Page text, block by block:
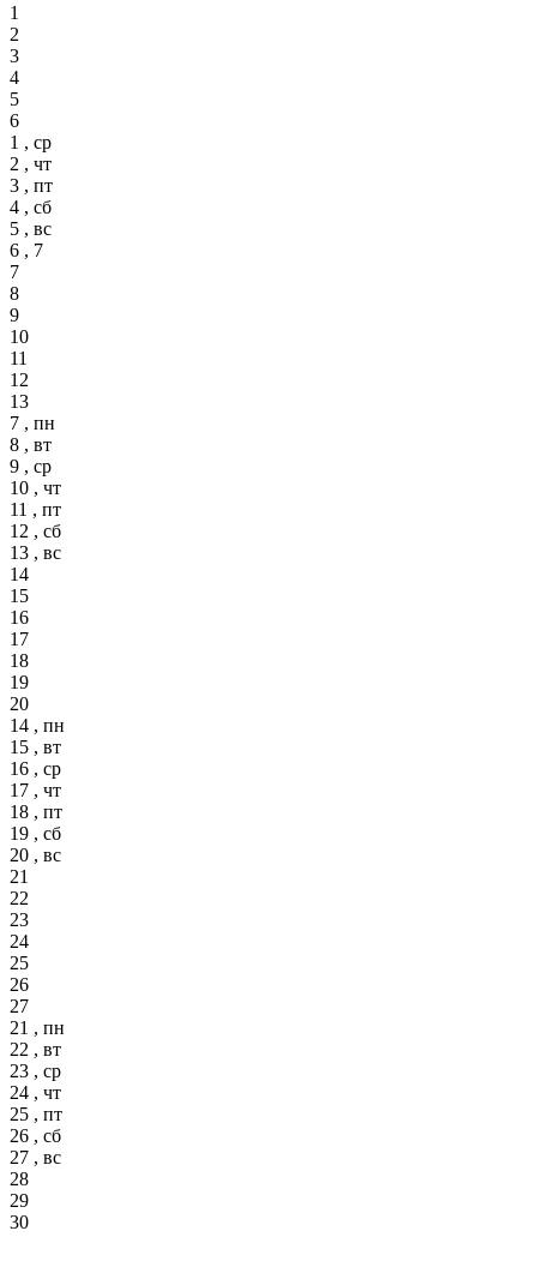
1
2
3
4
5
6
1 , ср
2 , чт
3 , пт
4 , сб
5 , вс
6 , 7
7
8
9
10
11
12
13
7 , пн
8 , вт
9 , ср
10 , чт
11 , пт
12 , сб
13 , вс
14
15
16
17
18
19
20
14 , пн
15 , вт
16 , ср
17 , чт
18 , пт
19 , сб
20 , вс
21
22
23
24
25
26
27
21 , пн
22 , вт
23 , ср
24 , чт
25 , пт
26 , сб
27 , вс
28
29
30